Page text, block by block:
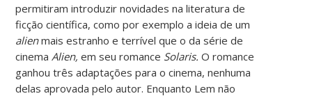
permitiram introduzir novidades na literatura de
ficção científica, como por exemplo a ideia de um
alienmais estranho e terrível que o da série de
cinema Alien, em seu romance Solaris. O romance
ganhou três adaptações para o cinema, nenhuma
delas aprovada pelo autor. Enquanto Lem não